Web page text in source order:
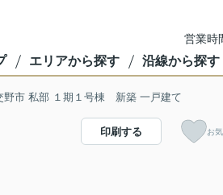
営業時
エリアから探す 沿線から探す
野市 私部 １期１号棟 新築 一戸建て
印刷する お